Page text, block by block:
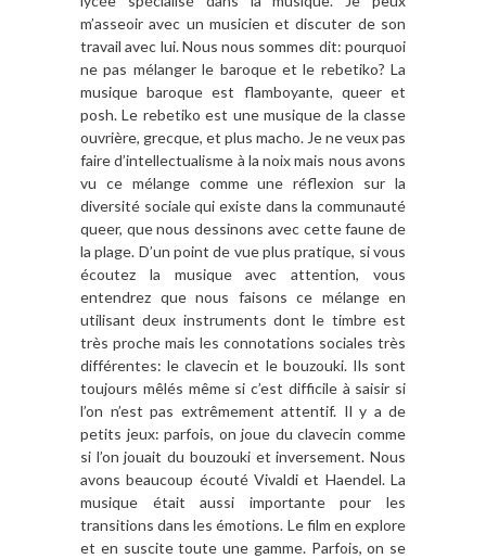
m’asseoir avec un musicien et discuter de son
travail avec lui. Nous nous sommes dit: pourquoi
ne pas mélanger le baroque et le rebetiko? La
musique baroque est flamboyante, queer et
posh. Le rebetiko est une musique de la classe
ouvrière, grecque, et plus macho. Je ne veux pas
faire d’intellectualisme à la noix mais nous avons
vu ce mélange comme une réflexion sur la
diversité sociale qui existe dans la communauté
queer, que nous dessinons avec cette faune de
la plage. D’un point de vue plus pratique, si vous
écoutez la musique avec attention, vous
entendrez que nous faisons ce mélange en
utilisant deux instruments dont le timbre est
très proche mais les connotations sociales très
différentes: le clavecin et le bouzouki. Ils sont
toujours mêlés même si c’est difficile à saisir si
l’on n’est pas extrêmement attentif. Il y a de
petits jeux: parfois, on joue du clavecin comme
si l’on jouait du bouzouki et inversement. Nous
avons beaucoup écouté Vivaldi et Haendel. La
musique était aussi importante pour les
transitions dans les émotions. Le film en explore
et en suscite toute une gamme. Parfois, on se